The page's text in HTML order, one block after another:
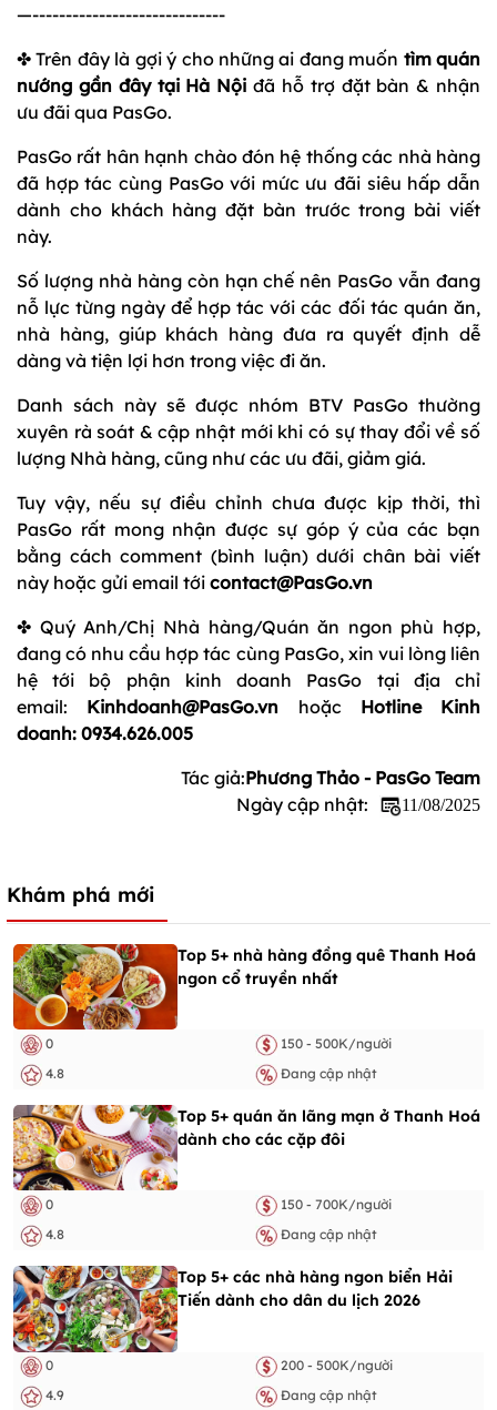
—-----------------------------
✤ Trên đây là gợi ý cho những ai đang muốn tìm quán
nướng gần đây tại Hà Nội đã hỗ trợ đặt bàn & nhận
ưu đãi qua PasGo.
PasGo rất hân hạnh chào đón hệ thống các nhà hàng
đã hợp tác cùng PasGo với mức ưu đãi siêu hấp dẫn
dành cho khách hàng đặt bàn trước trong bài viết
này.
Số lượng nhà hàng còn hạn chế nên PasGo vẫn đang
nỗ lực từng ngày để hợp tác với các đối tác quán ăn,
nhà hàng, giúp khách hàng đưa ra quyết định dễ
dàng và tiện lợi hơn trong việc đi ăn.
Danh sách này sẽ được nhóm BTV PasGo thường
xuyên rà soát & cập nhật mới khi có sự thay đổi về số
lượng Nhà hàng, cũng như các ưu đãi, giảm giá.
Tuy vậy, nếu sự điều chỉnh chưa được kịp thời, thì
PasGo rất mong nhận được sự góp ý của các bạn
bằng cách comment (bình luận) dưới chân bài viết
này hoặc gửi email tới contact@PasGo.vn
✤ Quý Anh/Chị Nhà hàng/Quán ăn ngon phù hợp,
đang có nhu cầu hợp tác cùng PasGo, xin vui lòng liên
hệ tới bộ phận kinh doanh PasGo tại địa chỉ
email: Kinhdoanh@PasGo.vn hoặc Hotline Kinh
doanh: 0934.626.005
Tác giả:Phương Thảo - PasGo Team
Ngày cập nhật:
11/08/2025
Khám phá mới
Top 5+ nhà hàng đồng quê Thanh Hoá
ngon cổ truyền nhất
0
150 - 500K/người
4.8
Đang cập nhật
Top 5+ quán ăn lãng mạn ở Thanh Hoá
dành cho các cặp đôi
0
150 - 700K/người
4.8
Đang cập nhật
Top 5+ các nhà hàng ngon biển Hải
Tiến dành cho dân du lịch 2026
0
200 - 500K/người
4.9
Đang cập nhật